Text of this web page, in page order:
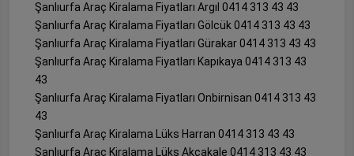
Şanlıurfa Araç Kiralama Fiyatları Argıl 0414 313 43 43
Şanlıurfa Araç Kiralama Fiyatları Gölcük 0414 313 43 43
Şanlıurfa Araç Kiralama Fiyatları Gürakar 0414 313 43 43
Şanlıurfa Araç Kiralama Fiyatları Kapıkaya 0414 313 43
43
Şanlıurfa Araç Kiralama Fiyatları Onbirnisan 0414 313 43
43
Şanlıurfa Araç Kiralama Lüks Harran 0414 313 43 43
Şanlıurfa Araç Kiralama Lüks Akçakale 0414 313 43 43